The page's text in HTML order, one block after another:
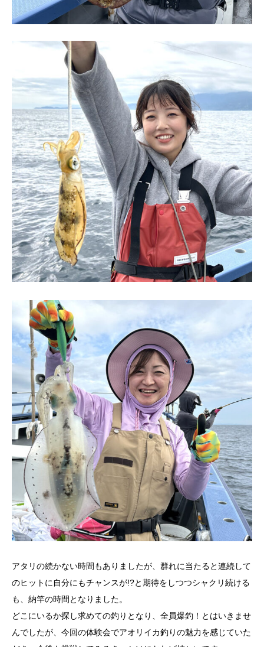
アタリの続かない時間もありましたが、群れに当たると連続して
のヒットに自分にもチャンスが!?と期待をしつつシャクリ続ける
も、納竿の時間となりました。
どこにいるか探し求めての釣りとなり、全員爆釣！とはいきませ
んでしたが、今回の体験会でアオリイカ釣りの魅力を感じていた